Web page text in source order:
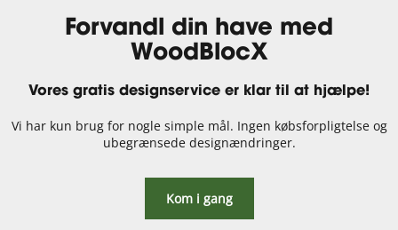
Forvandl din have med
WoodBlocX
Vores gratis designservice er klar til at hjælpe!
Vi har kun brug for nogle simple mål. Ingen købsforpligtelse og
ubegrænsede designændringer.
Kom i gang